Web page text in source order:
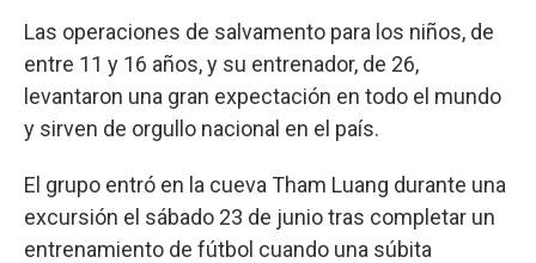
Las operaciones de salvamento para los niños, de
entre 11 y 16 años, y su entrenador, de 26,
levantaron una gran expectación en todo el mundo
y sirven de orgullo nacional en el país.
El grupo entró en la cueva Tham Luang durante una
excursión el sábado 23 de junio tras completar un
entrenamiento de fútbol cuando una súbita